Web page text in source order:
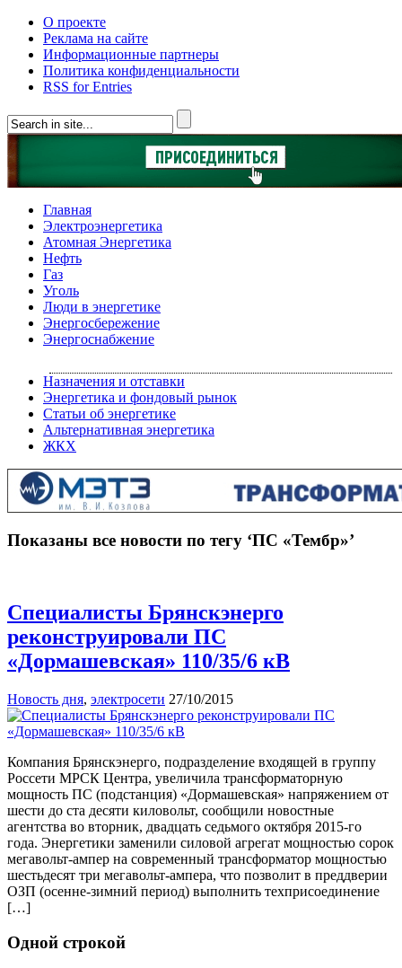
О проекте
Реклама на сайте
Информационные партнеры
Политика конфиденциальности
RSS for Entries
Главная
Электроэнергетика
Атомная Энергетика
Нефть
Газ
Уголь
Люди в энергетике
Энергосбережение
Энергоснабжение
Назначения и отставки
Энергетика и фондовый рынок
Статьи об энергетике
Альтернативная энергетика
ЖКХ
Показаны все новости по тегу ‘ПС «Тембр»’
Специалисты Брянскэнерго
реконструировали ПС
«Дормашевская» 110/35/6 кВ
Новость дня, электросети 27/10/2015
Компания Брянскэнерго, подразделение входящей в группу
Россети МРСК Центра, увеличила трансформаторную
мощность ПС (подстанция) «Дормашевская» напряжением от
шести до ста десяти киловольт, сообщили новостные
агентства во вторник, двадцать седьмого октября 2015-го
года. Энергетики заменили силовой агрегат мощностью сорок
мегавольт-ампер на современный трансформатор мощностью
шестьдесят три мегавольт-ампера, что позволит в преддверии
ОЗП (осенне-зимний период) выполнить техприсоединение
[…]
Одной строкой